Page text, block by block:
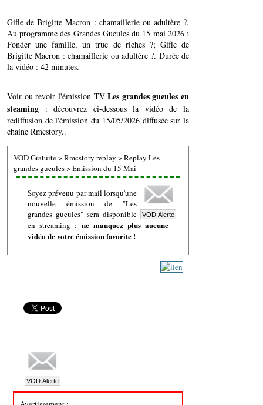
Gifle de Brigitte Macron : chamaillerie ou adultère ?.
Au programme des Grandes Gueules du 15 mai 2026 :
Fonder une famille, un truc de riches ?; Gifle de
Brigitte Macron : chamaillerie ou adultère ?. Durée de
la vidéo : 42 minutes.
Voir ou revoir l'émission TVLes grandes gueules en
steaming : découvrez ci-dessous la vidéo de la
rediffusion de l'émission du 15/05/2026 diffusée sur la
chaine Rmcstory..
VOD Gratuite>Rmcstory replay >Replay Les
grandes gueules>Emission du 15 Mai
Soyez prévenu par mail lorsqu'une
nouvelle émission de "Les
grandes gueules" sera disponible
en streaming : ne manquez plus aucune
vidéo de votre émission favorite !